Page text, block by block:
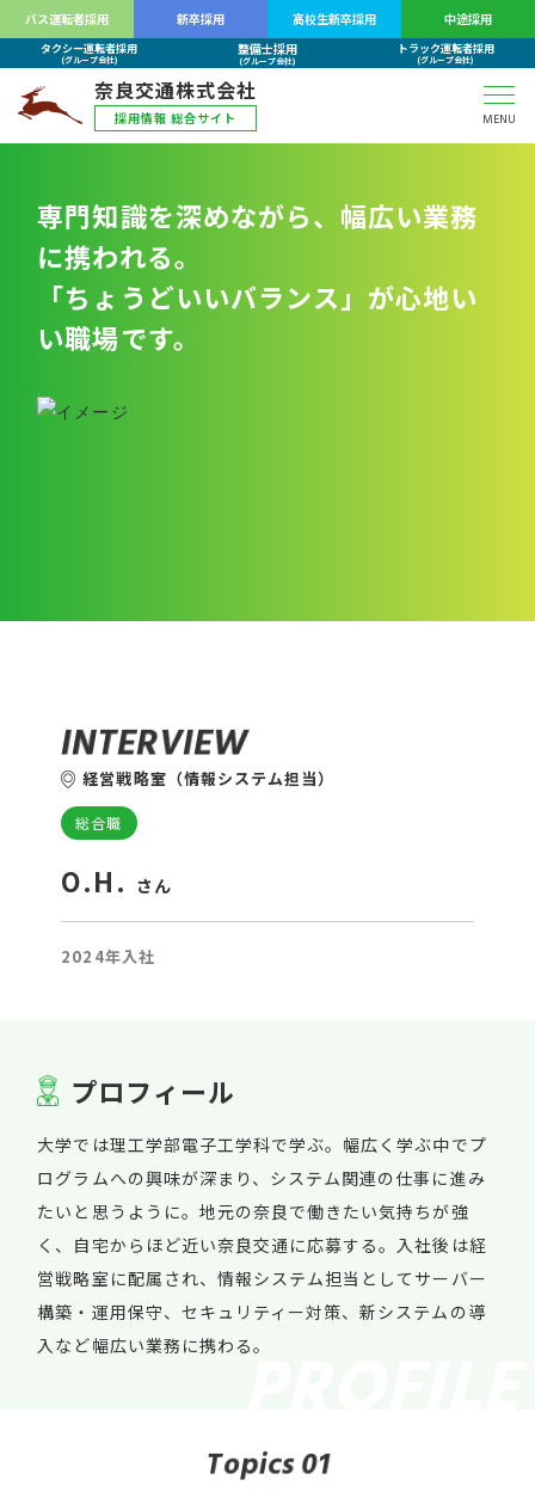
MENU
奈良交通株式会社
採用情報 総合サイト
バス運転者採用 新卒採用 高校生新卒採用 中途採用
タクシー運転者採用
(グループ会社)
整備士採用
(グループ会社)
トラック運転者採用
(グループ会社)
専門知識を深めながら、幅広い業務
に携われる。
「ちょうどいいバランス」が心地い
い職場です。
INTERVIEW
経営戦略室（情報システム担当）
総合職
O.H. さん
2024年入社
プロフィ ール
大学では理工学部電子工学科で学ぶ。幅広く学ぶ中でプ
ログラムへの興味が深まり、システム関連の仕事に進み
たいと思うように。地元の奈良で働きたい気持ちが強
く、自宅からほど近い奈良交通に応募する。入社後は経
営戦略室に配属され、情報システム担当としてサーバー
構築・運用保守、セキュリティー対策、新システムの導
入など幅広い業務に携わる。
Topics01